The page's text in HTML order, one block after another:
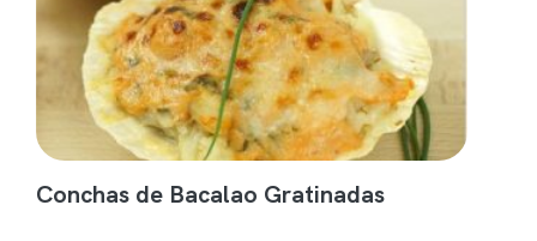
Conchas de Bacalao Gratinadas